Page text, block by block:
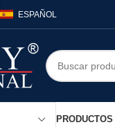
ESPAÑOL